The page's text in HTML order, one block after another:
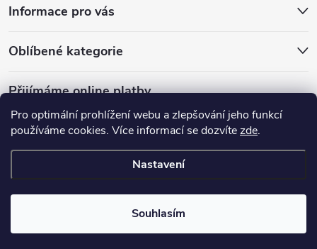
Pro optimální prohlížení webu a zlepšování jeho funkcí
používáme cookies. Více informací se dozvítezde.
Nastavení
Souhlasím
Informace pro vás
Oblíbené kategorie
Přijímáme online platby
nastavení cookies